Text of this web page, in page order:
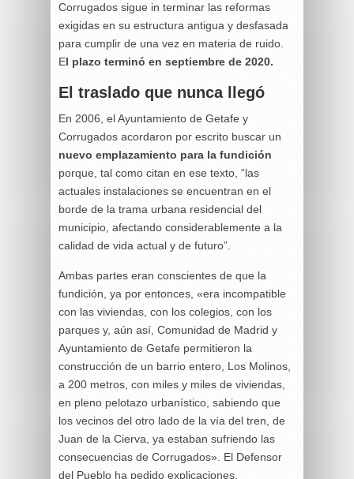
Corrugados sigue in terminar las reformas
exigidas en su estructura antigua y desfasada
para cumplir de una vez en materia de ruido.
El plazo terminó en septiembre de 2020.
El traslado que nunca llegó
En 2006, el Ayuntamiento de Getafe y
Corrugados acordaron por escrito buscar un
nuevo emplazamiento para la fundición
porque, tal como citan en ese texto, “las
actuales instalaciones se encuentran en el
borde de la trama urbana residencial del
municipio, afectando considerablemente a la
calidad de vida actual y de futuro”.
Ambas partes eran conscientes de que la
fundición, ya por entonces, «era incompatible
con las viviendas, con los colegios, con los
parques y, aún así, Comunidad de Madrid y
Ayuntamiento de Getafe permitieron la
construcción de un barrio entero, Los Molinos,
a 200 metros, con miles y miles de viviendas,
en pleno pelotazo urbanístico, sabiendo que
los vecinos del otro lado de la vía del tren, de
Juan de la Cierva, ya estaban sufriendo las
consecuencias de Corrugados». El Defensor
del Pueblo ha pedido explicaciones.